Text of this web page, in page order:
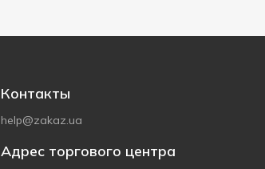
Контакты
help@zakaz.ua
Адрес торгового центра